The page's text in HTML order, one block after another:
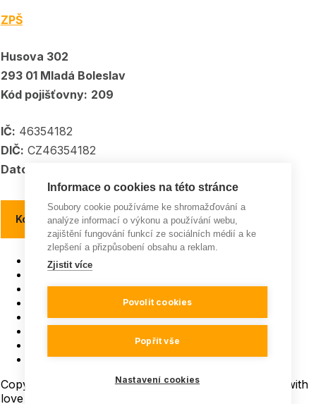
ZPŠ
Husova 302
293 01 Mladá Boleslav
Kód pojišťovny: 209
IČ: 46354182
DIČ: CZ46354182
Datové schránka:
Kontakty a kontaktní místa
Pojišťovna roku
ISO 9001
Všeobecná pravidla soutěží
Mapa webu
YouTube
Copyright © 2026 Všechna práva vyhrazena | Made with
love
Informace o cookies na této stránce
Soubory cookie používáme ke shromažďování a
analýze informací o výkonu a používání webu,
zajištění fungování funkcí ze sociálních médií a ke
zlepšení a přizpůsobení obsahu a reklam.
Zjistit více
Povolit cookies
Popřít vše
Nastavení cookies